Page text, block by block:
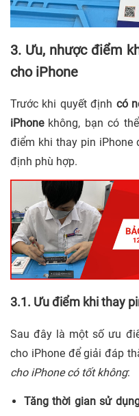
3. Ưu, nhược điểm
cho iPhone
Trước khi quyết định có
iPhonekhông, bạn có
điểm khi thay pin iPhone
định phù hợp.
3.1. Ưu điểm khi thay
Sau đây là một số ưu
cho iPhone để giải đáp
cho iPhone có tốt không:
Tăng thời gian sử